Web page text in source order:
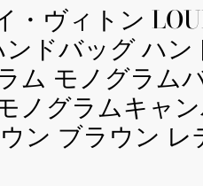
・ヴィトン
ドバッグ ハン
ム モノグラム
ノグラムキャ
ン ブラウン レ